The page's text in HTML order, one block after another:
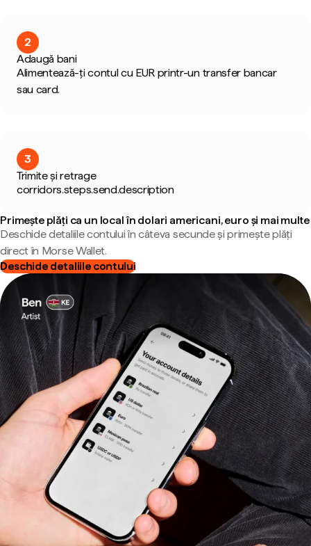
2
Adaugă bani
Alimentează-ți contul cu EUR printr-un transfer bancar
sau card.
3
Trimite și retrage
corridors.steps.send.description
Primește plăți ca un local în dolari americani, euro și mai multe
Deschide detaliile contului în câteva secunde și primește plăți
direct în Morse Wallet.
Deschide detaliile contului